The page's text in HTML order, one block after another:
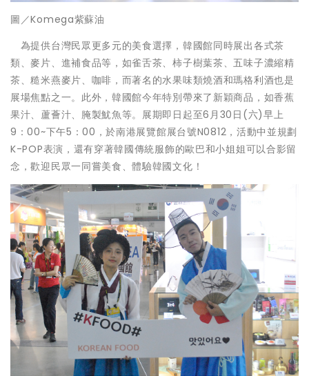
圖／Komega紫蘇油
為提供台灣民眾更多元的美食選擇，韓國館同時展出各式茶
類、麥片、進補食品等，如雀舌茶、柿子樹葉茶、五味子濃縮精
茶、糙米燕麥片、咖啡，而著名的水果味類燒酒和瑪格利酒也是
展場焦點之一。此外，韓國館今年特別帶來了新穎商品，如香蕉
果汁、蘆薈汁、腌製魷魚等。展期即日起至6月30日(六)早上
9：00~下午5：00，於南港展覽館展台號N0812，活動中並規劃
K-POP表演，還有穿著韓國傳統服飾的歐巴和小姐姐可以合影留
念，歡迎民眾一同嘗美食、體驗韓國文化！